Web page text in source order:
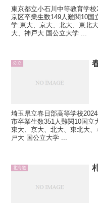
東京都立小石川中等教育学
京区卒業生数149人難関10
学:東大、京大、北大、東北
大、神戸大 国公立大学 ...
公立
埼玉県立春日部高等学校
市卒業生数351人難関10国
東大、京大、北大、東北大
戸大 国公立大学 ...
北海道